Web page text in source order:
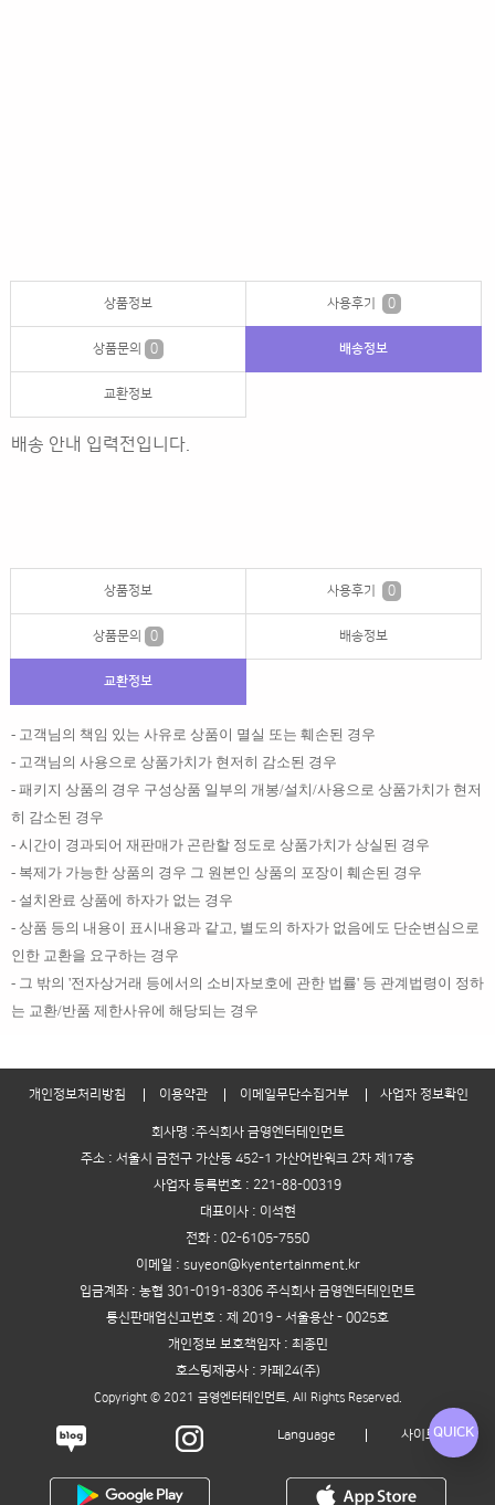
상품정보 사용후기 0
상품문의 0 배송정보
교환정보
배송 안내 입력전입니다.
상품정보 사용후기 0
상품문의 0 배송정보
교환정보
- 고객님의 책임 있는 사유로 상품이 멸실 또는 훼손된 경우
- 고객님의 사용으로 상품가치가 현저히 감소된 경우
- 패키지 상품의 경우 구성상품 일부의 개봉/설치/사용으로 상품가치가 현저
히 감소된 경우
- 시간이 경과되어 재판매가 곤란할 정도로 상품가치가 상실된 경우
- 복제가 가능한 상품의 경우 그 원본인 상품의 포장이 훼손된 경우
- 설치완료 상품에 하자가 없는 경우
- 상품 등의 내용이 표시내용과 같고, 별도의 하자가 없음에도 단순변심으로
인한 교환을 요구하는 경우
- 그 밖의 '전자상거래 등에서의 소비자보호에 관한 법률' 등 관계법령이 정하
는 교환/반품 제한사유에 해당되는 경우
QUICK
개인정보처리방침 이용약관 이메일무단수집거부 사업자 정보확인
회사명 :주식회사 금영엔터테인먼트
주소 : 서울시 금천구 가산동 452-1 가산어반워크 2차 제17층
사업자 등록번호 : 221-88-00319
대표이사 : 이석현
전화 : 02-6105-7550
이메일 : suyeon@kyentertainment.kr
입금계좌 : 농협 301-0191-8306 주식회사 금영엔터테인먼트
통신판매업신고번호 : 제 2019 - 서울용산 - 0025호
개인정보 보호책임자 : 최종민
호스팅제공사 : 카페24(주)
Copyright © 2021 금영엔터테인먼트. All Rights Reserved.
Language 사이트맵